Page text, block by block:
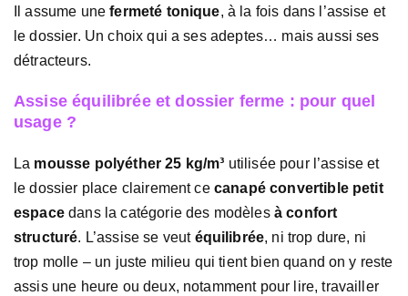
Il assume unefermeté tonique, à la fois dans l’assise et
le dossier. Un choix qui a ses adeptes… mais aussi ses
détracteurs.
Assise équilibrée et dossier ferme : pour quel
usage ?
La mousse polyéther 25 kg/m³ utilisée pour l’assise et
le dossier place clairement ce canapé convertible petit
espacedans la catégorie des modèles à confort
structuré. L’assise se veut équilibrée, ni trop dure, ni
trop molle – un juste milieu qui tient bien quand on y reste
assis une heure ou deux, notamment pour lire, travailler